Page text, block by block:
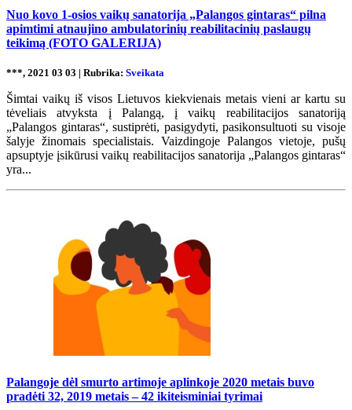
Nuo kovo 1-osios vaikų sanatorija „Palangos gintaras“ pilna
apimtimi atnaujino ambulatorinių reabilitacinių paslaugų
teikimą (FOTO GALERIJA)
***, 2021 03 03 | Rubrika: Sveikata
Šimtai vaikų iš visos Lietuvos kiekvienais metais vieni ar kartu su
tėveliais atvyksta į Palangą, į vaikų reabilitacijos sanatoriją
„Palangos gintaras“, sustiprėti, pasigydyti, pasikonsultuoti su visoje
šalyje žinomais specialistais. Vaizdingoje Palangos vietoje, pušų
apsuptyje įsikūrusi vaikų reabilitacijos sanatorija „Palangos gintaras“
yra...
Palangoje dėl smurto artimoje aplinkoje 2020 metais buvo
pradėti 32, 2019 metais – 42 ikiteisminiai tyrimai